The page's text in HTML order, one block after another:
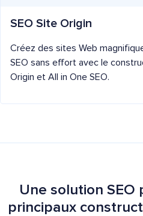
SEO Site Origin
Créez des sites Web
SEO sans effort avec le
Origin et All in One SEO.
Une solution SEO
principaux